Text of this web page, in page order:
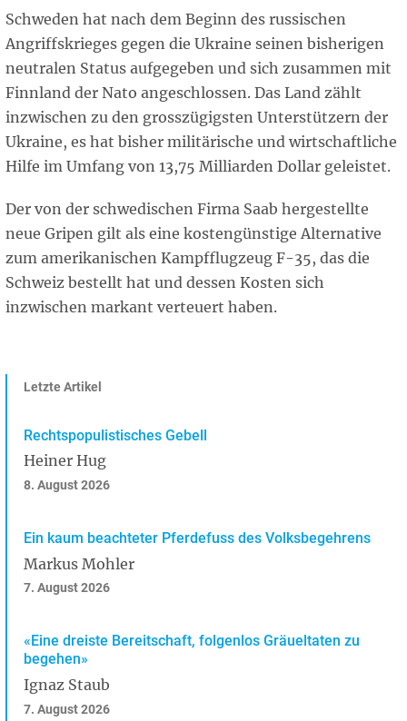
Schweden hat nach dem Beginn des russischen
Angriffskrieges gegen die Ukraine seinen bisherigen
neutralen Status aufgegeben und sich zusammen mit
Finnland der Nato angeschlossen. Das Land zählt
inzwischen zu den grosszügigsten Unterstützern der
Ukraine, es hat bisher militärische und wirtschaftliche
Hilfe im Umfang von 13,75 Milliarden Dollar geleistet.
Der von der schwedischen Firma Saab hergestellte
neue Gripen gilt als eine kostengünstige Alternative
zum amerikanischen Kampfflugzeug F-35, das die
Schweiz bestellt hat und dessen Kosten sich
inzwischen markant verteuert haben.
Letzte Artikel
Rechtspopulistisches Gebell
Heiner Hug
8. August 2026
Ein kaum beachteter Pferdefuss des Volksbegehrens
Markus Mohler
7. August 2026
«Eine dreiste Bereitschaft, folgenlos Gräueltaten zu
begehen»
Ignaz Staub
7. August 2026